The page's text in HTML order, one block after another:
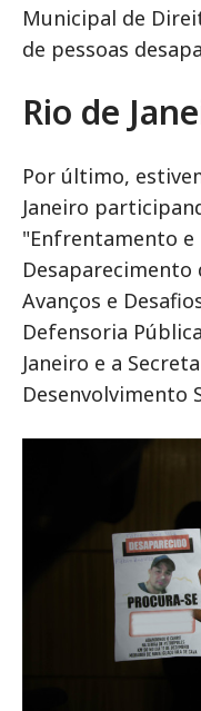
Municipal de
de pessoas
Rio de
Por último,
Janeiro
"Enfrentamento e
Desaparecimento
Avanços e
Defensoria
Janeiro e a
Desenvolvimento